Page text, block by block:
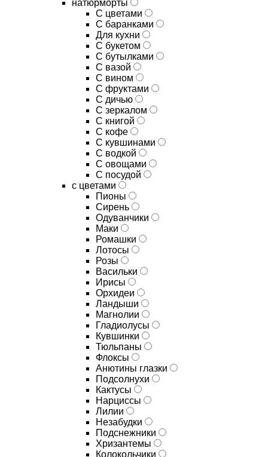
натюрморты
С цветами
С баранками
Для кухни
C букетом
C бутылками
C вазой
C вином
C фруктами
C дичью
C зеркалом
C книгой
C кофе
C кувшинами
C водкой
C овощами
C посудой
с цветами
Пионы
Сирень
Одуванчики
Маки
Ромашки
Лотосы
Розы
Васильки
Ирисы
Орхидеи
Ландыши
Магнолии
Гладиолусы
Кувшинки
Тюльпаны
Флоксы
Анютины глазки
Подсолнухи
Кактусы
Нарциссы
Лилии
Незабудки
Подснежники
Хризантемы
Колокольчики